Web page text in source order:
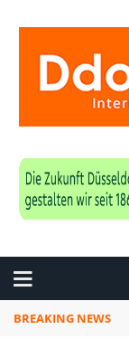
BREAKING NEWS